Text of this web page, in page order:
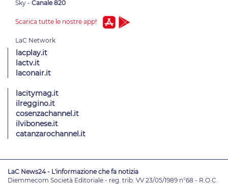
Sky - Canale 820
Scarica tutte le nostre app!
lacplay.it
lactv.it
laconair.it
lacitymag.it
ilreggino.it
cosenzachannel.it
ilvibonese.it
catanzarochannel.it
LaC News24 - L'informazione che fa notizia
Diemmecom Società Editoriale - reg. trib. VV 23/05/1989 n°68 - R.O.C.